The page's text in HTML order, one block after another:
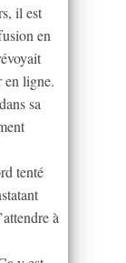
il est
en
en ligne.
sa
tenté
à